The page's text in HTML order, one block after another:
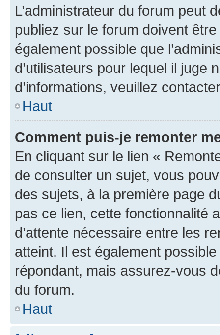
L’administrateur du forum peut
publiez sur le forum doivent
également possible que
d’utilisateurs pour lequel il juge
d’informations, veuillez
Haut
Comment puis-je remonter
En cliquant sur le lien «
de consulter un sujet, vous
des sujets, à la première page
pas ce lien, cette fonctionnalité
d’attente nécessaire entre les
atteint. Il est également
répondant, mais assurez-vous
du forum.
Haut